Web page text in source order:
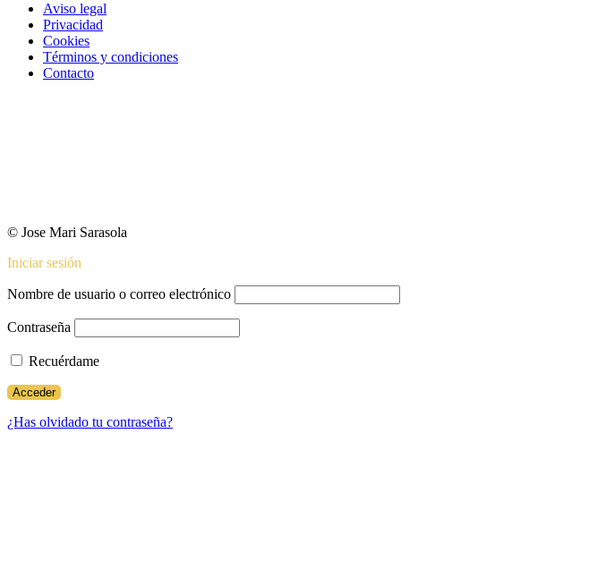
Aviso legal
Privacidad
Cookies
Términos y condiciones
Contacto
© Jose Mari Sarasola
Iniciar sesión
Nombre de usuario o correo electrónico
Contraseña
Recuérdame
¿Has olvidado tu contraseña?